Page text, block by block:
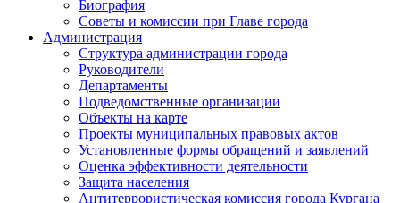
Биография
Советы и комиссии при Главе города
Администрация
Структура администрации города
Руководители
Департаменты
Подведомственные организации
Объекты на карте
Проекты муниципальных правовых актов
Установленные формы обращений и заявлений
Оценка эффективности деятельности
Защита населения
Антитеррористическая комиссия города Кургана